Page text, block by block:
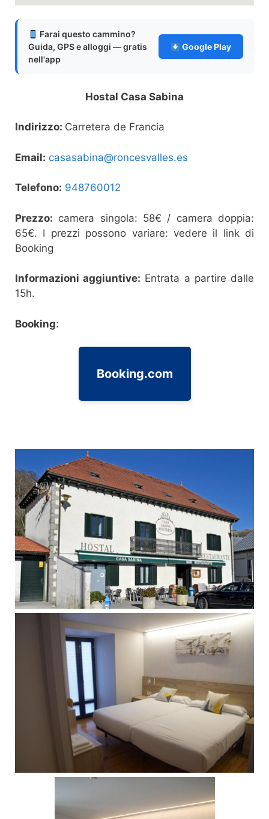
Farai questo cammino?
Guida, GPS e alloggi — gratis
nell'app
Google Play
Hostal Casa Sabina
Indirizzo: Carretera de Francia
Email: casasabina@roncesvalles.es
Telefono: 948760012
Prezzo: camera singola: 58€ / camera doppia:
65€. I prezzi possono variare: vedere il link di
Booking
Informazioni aggiuntive: Entrata a partire dalle
15h.
Booking:
Booking.com